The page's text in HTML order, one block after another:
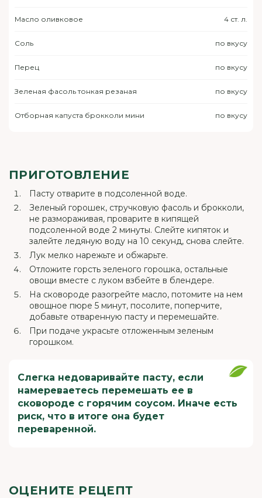
Масло оливковое 4 ст. л.
Соль по вкусу
Перец по вкусу
Зеленая фасоль тонкая резаная по вкусу
Отборная капуста брокколи мини по вкусу
ПРИГОТОВЛЕНИЕ
Пасту отварите в подсоленной воде.
Зеленый горошек, стручковую фасоль и брокколи,
не размораживая, проварите в кипящей
подсоленной воде 2 минуты. Слейте кипяток и
залейте ледяную воду на 10 секунд, снова слейте.
Лук мелко нарежьте и обжарьте.
Отложите горсть зеленого горошка, остальные
овощи вместе с луком взбейте в блендере.
На сковороде разогрейте масло, потомите на нем
овощное пюре 5 минут, посолите, поперчите,
добавьте отваренную пасту и перемешайте.
При подаче украсьте отложенным зеленым
горошком.
Слегка недоваривайте пасту, если
намереваетесь перемешать ее в
сковороде с горячим соусом. Иначе есть
риск, что в итоге она будет
переваренной.
ОЦЕНИТЕ РЕЦЕПТ